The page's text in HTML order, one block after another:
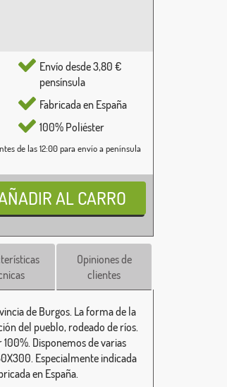
Envío desde 3,80 €
pensínsula
Fabricada en España
100% Poliéster
de las 12:00 para envío a península
Opiniones de
clientes
de Burgos. La forma de la
del pueblo, rodeado de ríos.
Disponemos de varias
Especialmente indicada
en España.